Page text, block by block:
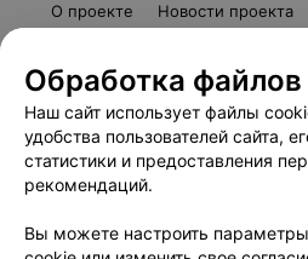
О проекте Новости проекта
Пользовательское
Вакансии
Написать
Обработка
Обработка
Наш сайт использует файлы
удобства пользователей сайта,
статистики и предоставления
рекомендаций.
Вы можете настроить